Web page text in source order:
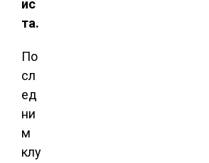
ис
та.
По
сл
ед
ни
м
клу